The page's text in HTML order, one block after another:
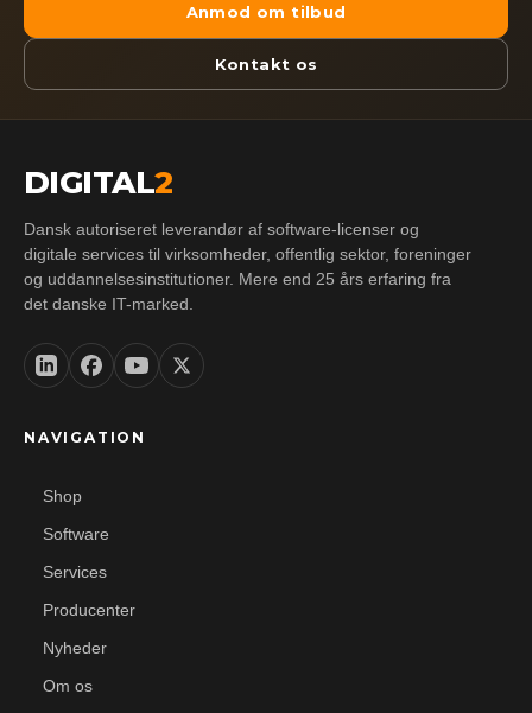
Anmod om tilbud
Kontakt os
DIGITAL2
Dansk autoriseret leverandør af software-licenser og
digitale services til virksomheder, offentlig sektor, foreninger
og uddannelsesinstitutioner. Mere end 25 års erfaring fra
det danske IT-marked.
NAVIGATION
Shop
Software
Services
Producenter
Nyheder
Om os